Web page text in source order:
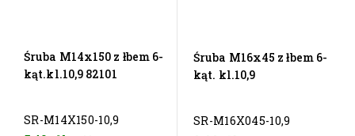
Śruba M14x150 z łbem 6-
kąt.kl.10,9 82101
SR-M14X150-10,9
Śruba M16x45 z łbem 6-
kąt. kl.10,9
SR-M16X045-10,9